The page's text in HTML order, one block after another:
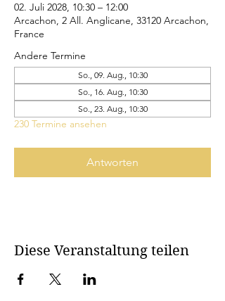
02. Juli 2028, 10:30 – 12:00
Arcachon, 2 All. Anglicane, 33120 Arcachon,
France
Andere Termine
So., 09. Aug., 10:30
So., 16. Aug., 10:30
So., 23. Aug., 10:30
230 Termine ansehen
Antworten
Diese Veranstaltung teilen